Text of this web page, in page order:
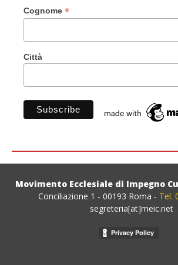
Cognome *
Città
Movimento Ecclesiale di Impegno
Conciliazione 1 - 00193 Roma - Tel.
segreteria[at]meic.net